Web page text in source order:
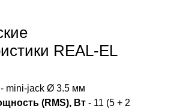
REAL-EL
mini-jack Ø 3.5 мм
(RMS), Вт- 11 (5 + 2